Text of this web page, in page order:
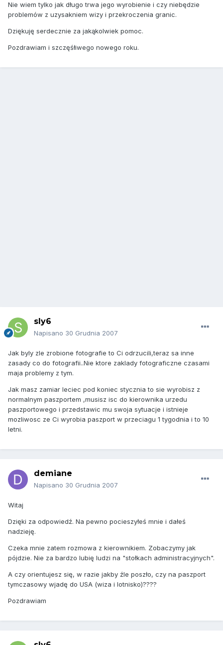
Nie wiem tylko jak długo trwa jego wyrobienie i czy niebędzie
problemów z uzysakniem wizy i przekroczenia granic.
Dziękuję serdecznie za jakąkolwiek pomoc.
Pozdrawiam i szczęśłiwego nowego roku.
sly6
Napisano 30 Grudnia 2007
Jak byly zle zrobione fotografie to Ci odrzucili,teraz sa inne
zasady co do fotografii..Nie ktore zaklady fotograficzne czasami
maja problemy z tym.
Jak masz zamiar leciec pod koniec stycznia to sie wyrobisz z
normalnym paszportem ,musisz isc do kierownika urzedu
paszportowego i przedstawic mu swoja sytuacje i istnieje
mozliwosc ze Ci wyrobia paszport w przeciagu 1 tygodnia i to 10
letni.
demiane
Napisano 30 Grudnia 2007
Witaj
Dzięki za odpowiedź. Na pewno pocieszyłeś mnie i dałeś
nadzieję.
Czeka mnie zatem rozmowa z kierownikiem. Zobaczymy jak
pójdzie. Nie za bardzo lubię ludzi na "stołkach administracyjnych".
A czy orientujesz się, w razie jakby źle poszło, czy na paszport
tymczasowy wjadę do USA (wiza i lotnisko)????
Pozdrawiam